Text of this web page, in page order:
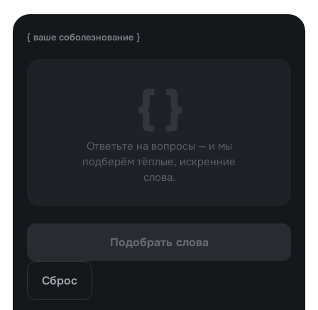
{ ваше соболезнование }
Ответьте на вопросы — и мы
подберём тёплые, искренние
слова.
Подобрать слова
Сброс